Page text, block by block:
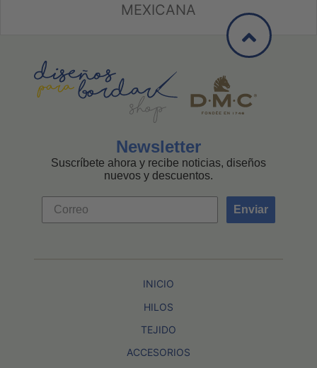
MEXICANA
Newsletter
Suscríbete ahora y recibe noticias, diseños
nuevos y descuentos.
Enviar
INICIO
HILOS
TEJIDO
ACCESORIOS